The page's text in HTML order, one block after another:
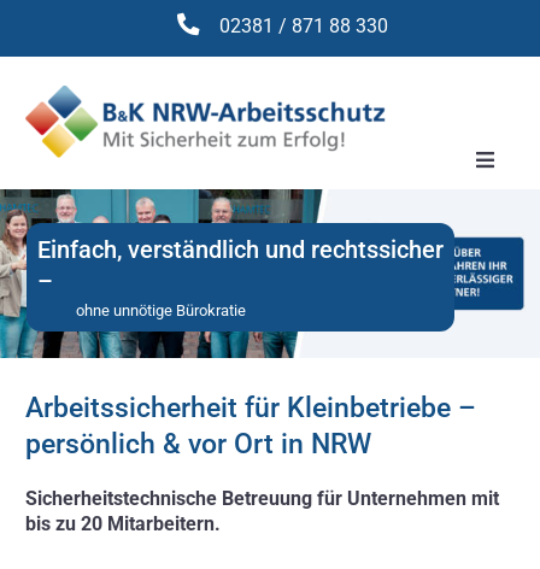
02381 / 871 88 330
Toggle
Arbeitssicherheit
Brandschutz
Seminare
Gesetze
Einfach, verständlich und rechtssicher
–
ohne unnötige Bürokratie
Arbeitssicherheit für Kleinbetriebe –
persönlich & vor Ort in NRW
Sicherheitstechnische Betreuung für Unternehmen mit
bis zu 20 Mitarbeitern.